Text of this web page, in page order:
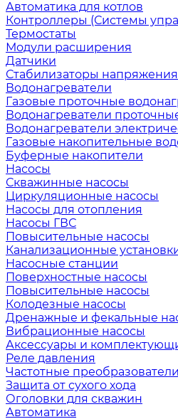
Автоматика для котлов
Контроллеры (Системы
Термостаты
Модули расширения
Датчики
Стабилизаторы напряжения
Водонагреватели
Газовые проточные
Водонагреватели
Водонагреватели
Газовые накопительные
Буферные накопители
Насосы
Скважинные насосы
Циркуляционные насосы
Насосы для отопления
Насосы ГВС
Повысительные насосы
Канализационные
Насосные станции
Поверхностные насосы
Повысительные насосы
Колодезные насосы
Дренажные и фекальные
Вибрационные насосы
Аксессуары и
Реле давления
Частотные преобразователи
Защита от сухого хода
Оголовки для скважин
Автоматика